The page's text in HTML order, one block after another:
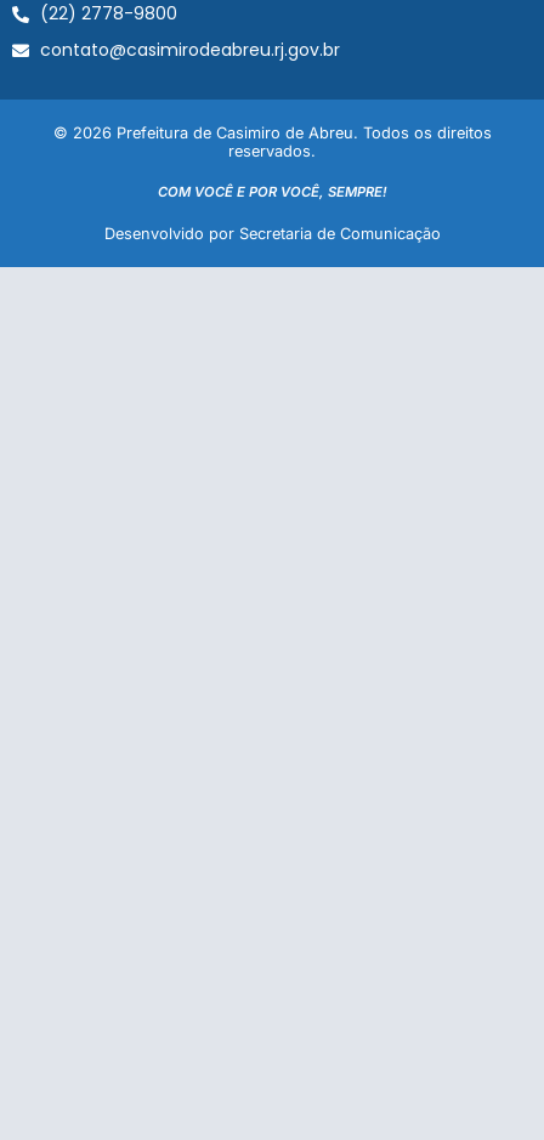
(22) 2778-9800
contato@casimirodeabreu.rj.gov.br
© 2026 Prefeitura de Casimiro de Abreu. Todos os direitos
reservados.
COM VOCÊ E POR VOCÊ, SEMPRE!
Desenvolvido por Secretaria de Comunicação